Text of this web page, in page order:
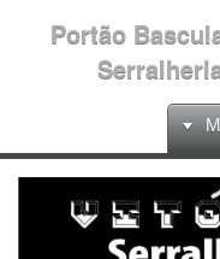
Portão